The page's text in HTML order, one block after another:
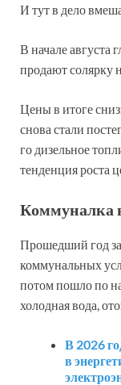
И тут в дело
В начале августа
продают
Цены в итоге
снова стали
го дизельное
тенденция роста
Коммуналка
Прошедший год
коммунальных
потом пошло по
холодная вода,
В 2026
в